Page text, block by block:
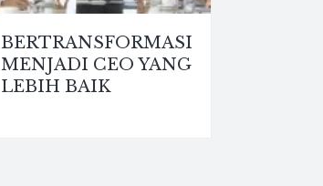
BERTRANSFORMASI
MENJADI CEO YANG
LEBIH BAIK